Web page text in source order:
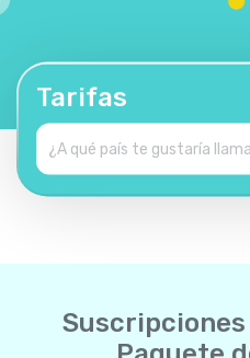
Tarifas